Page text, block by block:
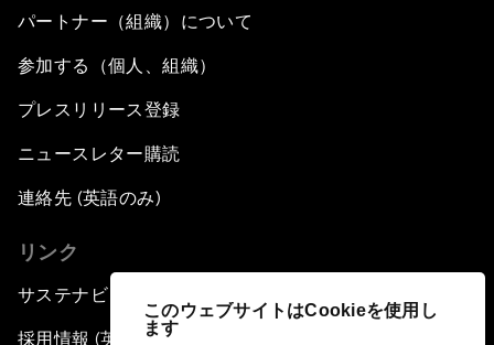
このウェブサイトはCookieを使用し
ます
パートナー（組織）について
参加する（個人、組織）
プレスリリース登録
ニュースレター購読
連絡先 (英語のみ)
リンク
サステナビリティへの取り組み
採用情報 (英語のみ)